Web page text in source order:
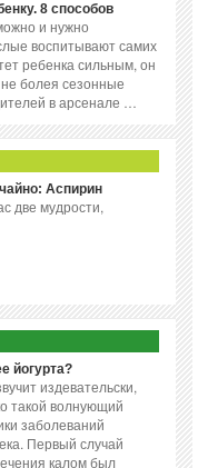
8 способов
и нужно
воспитывают самих
ребенка сильным, он
болея сезонные
в арсенале …
Аспирин
две мудрости,
йогурта?
издевательски,
такой волнующий
заболеваний
Первый случай
калом был